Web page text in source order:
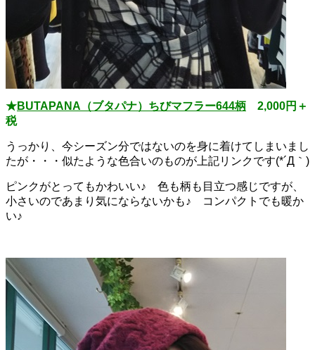
★BUTAPANA（ブタパナ）ちびマフラー644柄 2,000円＋
税
うっかり、今シーズン分ではないのを身に着けてしまいまし
たが・・・似たような色合いのものが上記リンクです(*´Д｀)
ピンクがとってもかわいい♪ 色も柄も目立つ感じですが、
小さいのであまり気にならないかも♪ コンパクトでも暖か
い♪